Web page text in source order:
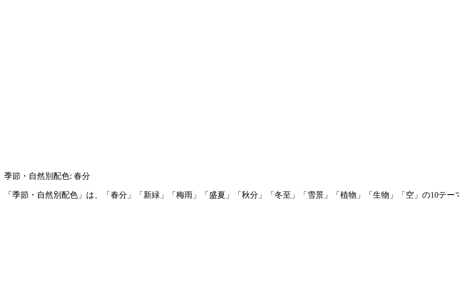
季節・自然別配色: 春分
「季節・自然別配色」は、「春分」「新緑」「梅雨」「盛夏」「秋分」「冬至」「雪景」「植物」「生物」「空」の10テー